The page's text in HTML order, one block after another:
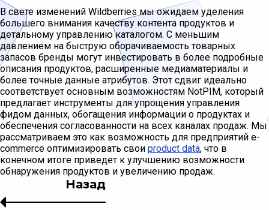
В свете изменений Wildberries мы ожидаем уделения
большего внимания качеству контента продуктов и
детальному управлению каталогом. С меньшим
давлением на быструю оборачиваемость товарных
запасов бренды могут инвестировать в более подробные
описания продуктов, расширенные медиаматериалы и
более точные данные атрибутов. Этот сдвиг идеально
соответствует основным возможностям NotPIM, который
предлагает инструменты для упрощения управления
фидом данных, обогащения информации о продуктах и
обеспечения согласованности на всех каналах продаж. Мы
рассматриваем это как возможность для предприятий e-
commerce оптимизировать свои product data, что в
конечном итоге приведет к улучшению возможности
обнаружения продуктов и увеличению продаж.
Назад